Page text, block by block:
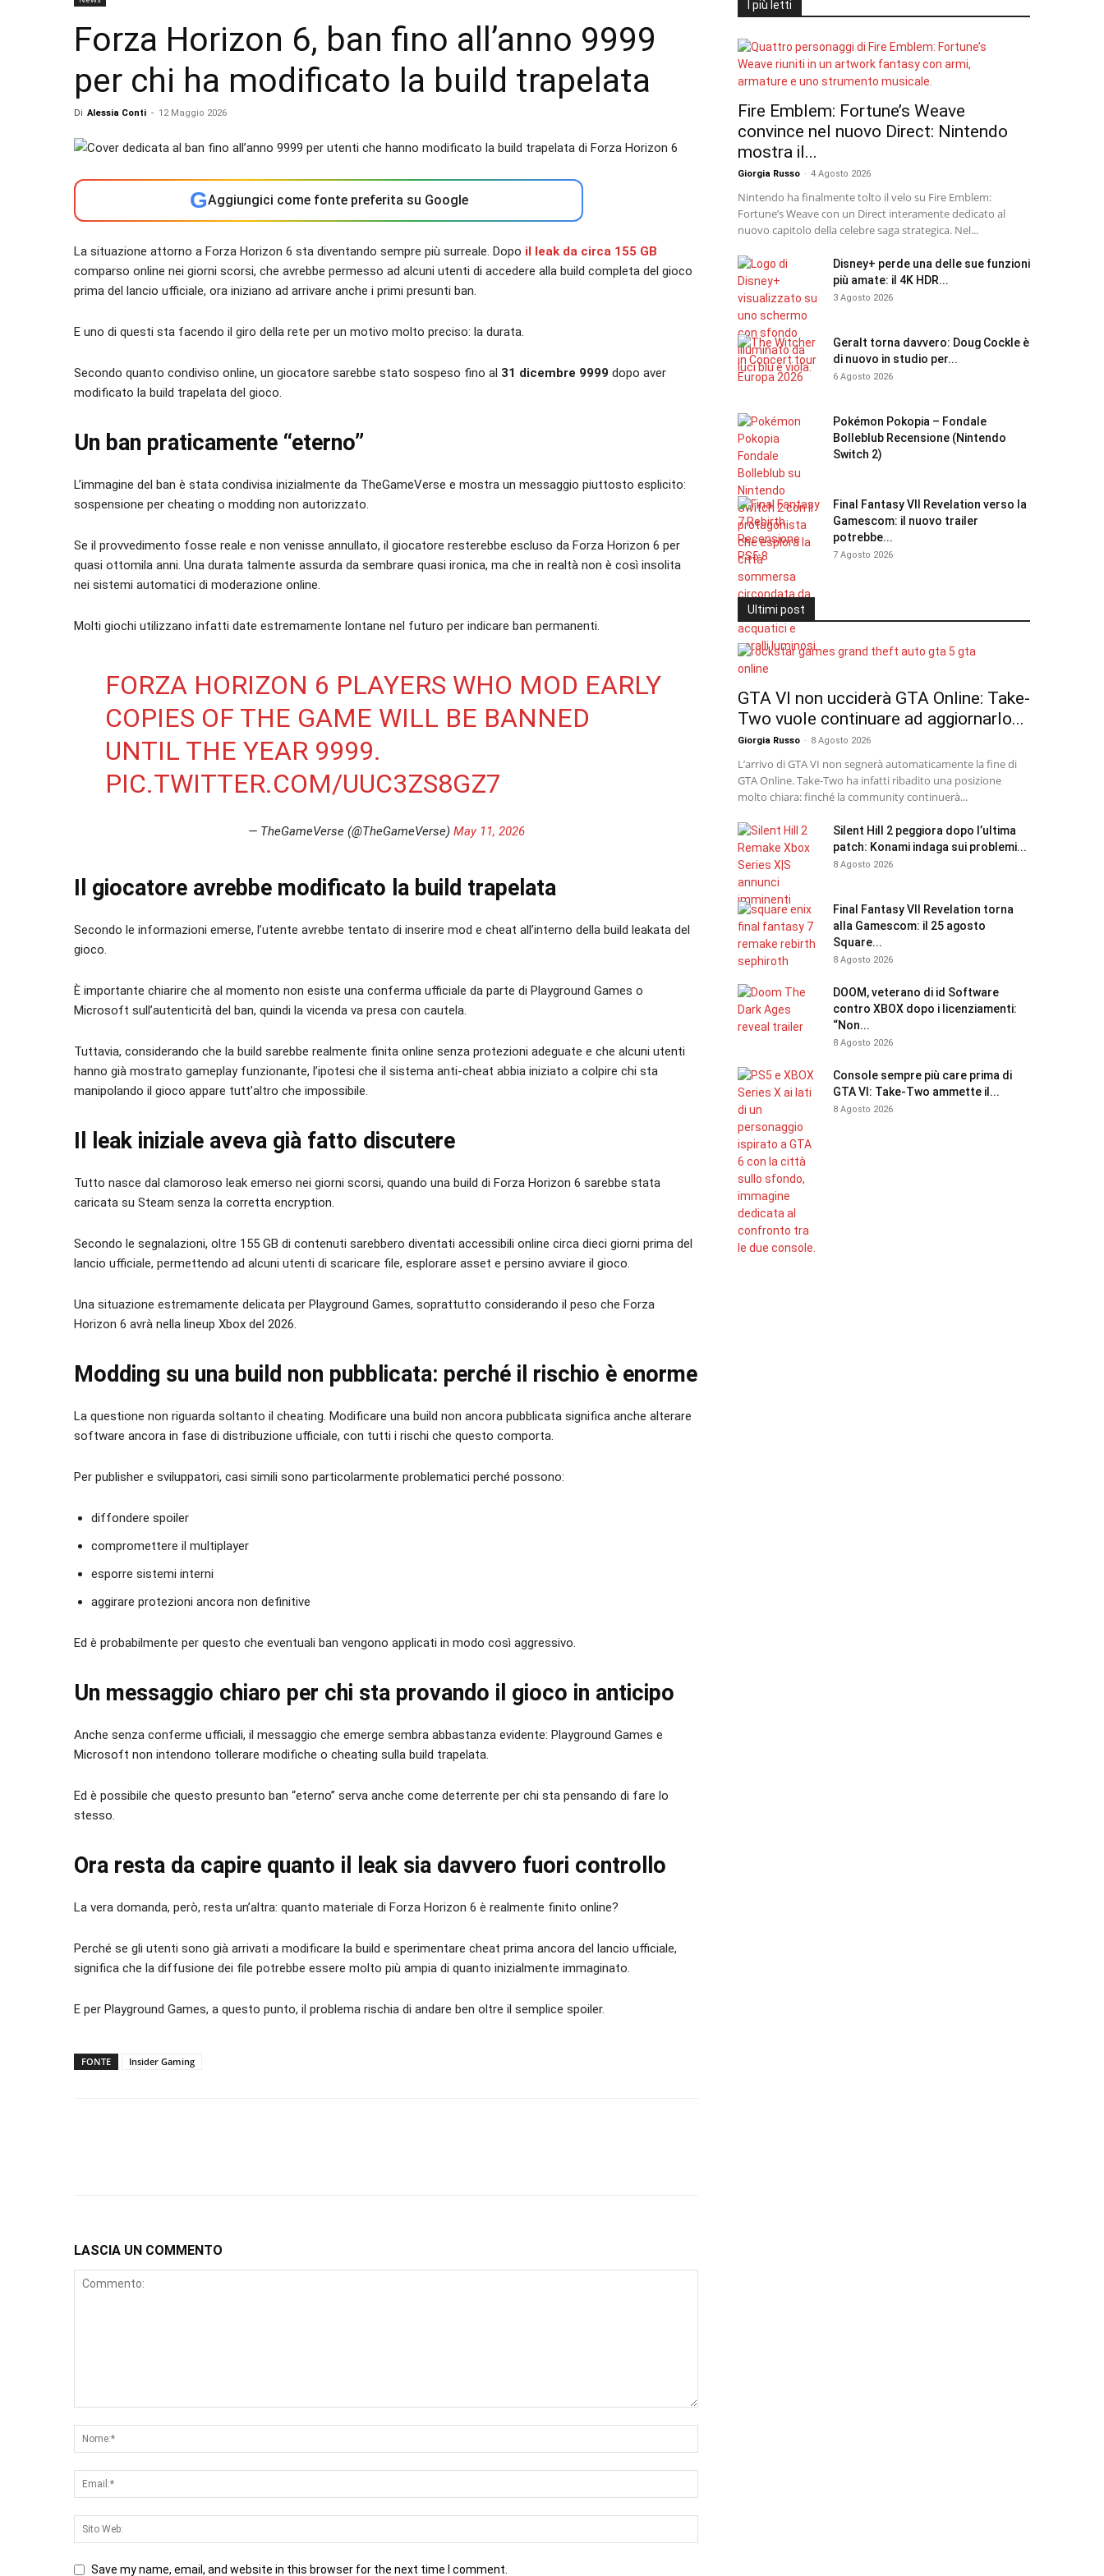
Forza Horizon 6, ban fino all’anno 9999
per chi ha modificato la build trapelata
Di Alessia Conti - 12 Maggio 2026
GAggiungici come fonte preferita su Google
La situazione attorno a Forza Horizon 6 sta diventando sempre più surreale. Dopo il leak da circa 155 GB
comparso online nei giorni scorsi, che avrebbe permesso ad alcuni utenti di accedere alla build completa del gioco
prima del lancio ufficiale, ora iniziano ad arrivare anche i primi presunti ban.
E uno di questi sta facendo il giro della rete per un motivo molto preciso: la durata.
Secondo quanto condiviso online, un giocatore sarebbe stato sospeso fino al 31 dicembre 9999 dopo aver
modificato la build trapelata del gioco.
Un ban praticamente “eterno”
L’immagine del ban è stata condivisa inizialmente da TheGameVerse e mostra un messaggio piuttosto esplicito:
sospensione per cheating o modding non autorizzato.
Se il provvedimento fosse reale e non venisse annullato, il giocatore resterebbe escluso da Forza Horizon 6 per
quasi ottomila anni. Una durata talmente assurda da sembrare quasi ironica, ma che in realtà non è così insolita
nei sistemi automatici di moderazione online.
Molti giochi utilizzano infatti date estremamente lontane nel futuro per indicare ban permanenti.
FORZA HORIZON 6 PLAYERS WHO MOD EARLY
COPIES OF THE GAME WILL BE BANNED
UNTIL THE YEAR 9999.
PIC.TWITTER.COM/UUC3ZS8GZ7
— TheGameVerse (@TheGameVerse) May 11, 2026
Il giocatore avrebbe modificato la build trapelata
Secondo le informazioni emerse, l’utente avrebbe tentato di inserire mod e cheat all’interno della build leakata del
gioco.
È importante chiarire che al momento non esiste una conferma ufficiale da parte di Playground Games o
Microsoft sull’autenticità del ban, quindi la vicenda va presa con cautela.
Tuttavia, considerando che la build sarebbe realmente finita online senza protezioni adeguate e che alcuni utenti
hanno già mostrato gameplay funzionante, l’ipotesi che il sistema anti-cheat abbia iniziato a colpire chi sta
manipolando il gioco appare tutt’altro che impossibile.
Il leak iniziale aveva già fatto discutere
Tutto nasce dal clamoroso leak emerso nei giorni scorsi, quando una build di Forza Horizon 6 sarebbe stata
caricata su Steam senza la corretta encryption.
Secondo le segnalazioni, oltre 155 GB di contenuti sarebbero diventati accessibili online circa dieci giorni prima del
lancio ufficiale, permettendo ad alcuni utenti di scaricare file, esplorare asset e persino avviare il gioco.
Una situazione estremamente delicata per Playground Games, soprattutto considerando il peso che Forza
Horizon 6 avrà nella lineup Xbox del 2026.
Modding su una build non pubblicata: perché il rischio è enorme
La questione non riguarda soltanto il cheating. Modificare una build non ancora pubblicata significa anche alterare
software ancora in fase di distribuzione ufficiale, con tutti i rischi che questo comporta.
Per publisher e sviluppatori, casi simili sono particolarmente problematici perché possono:
diffondere spoiler
compromettere il multiplayer
esporre sistemi interni
aggirare protezioni ancora non definitive
Ed è probabilmente per questo che eventuali ban vengono applicati in modo così aggressivo.
Un messaggio chiaro per chi sta provando il gioco in anticipo
Anche senza conferme ufficiali, il messaggio che emerge sembra abbastanza evidente: Playground Games e
Microsoft non intendono tollerare modifiche o cheating sulla build trapelata.
Ed è possibile che questo presunto ban “eterno” serva anche come deterrente per chi sta pensando di fare lo
stesso.
Ora resta da capire quanto il leak sia davvero fuori controllo
La vera domanda, però, resta un’altra: quanto materiale di Forza Horizon 6 è realmente finito online?
Perché se gli utenti sono già arrivati a modificare la build e sperimentare cheat prima ancora del lancio ufficiale,
significa che la diffusione dei file potrebbe essere molto più ampia di quanto inizialmente immaginato.
E per Playground Games, a questo punto, il problema rischia di andare ben oltre il semplice spoiler.
FONTE Insider Gaming
LASCIA UN COMMENTO
Save my name, email, and website in this browser for the next time I comment.
I più letti
Fire Emblem: Fortune’s Weave
convince nel nuovo Direct: Nintendo
mostra il...
Giorgia Russo - 4 Agosto 2026
Nintendo ha finalmente tolto il velo su Fire Emblem:
Fortune’s Weave con un Direct interamente dedicato al
nuovo capitolo della celebre saga strategica. Nel...
Disney+ perde una delle sue funzioni
più amate: il 4K HDR...
3 Agosto 2026
Geralt torna davvero: Doug Cockle è
di nuovo in studio per...
6 Agosto 2026
Pokémon Pokopia – Fondale
Bolleblub Recensione (Nintendo
Switch 2)
Final Fantasy VII Revelation verso la
Gamescom: il nuovo trailer
potrebbe...
7 Agosto 2026
Ultimi post
GTA VI non ucciderà GTA Online: Take-
Two vuole continuare ad aggiornarlo...
Giorgia Russo - 8 Agosto 2026
L’arrivo di GTA VI non segnerà automaticamente la fine di
GTA Online. Take-Two ha infatti ribadito una posizione
molto chiara: finché la community continuerà...
Silent Hill 2 peggiora dopo l’ultima
patch: Konami indaga sui problemi...
8 Agosto 2026
Final Fantasy VII Revelation torna
alla Gamescom: il 25 agosto
Square...
8 Agosto 2026
DOOM, veterano di id Software
contro XBOX dopo i licenziamenti:
“Non...
8 Agosto 2026
Console sempre più care prima di
GTA VI: Take-Two ammette il...
8 Agosto 2026